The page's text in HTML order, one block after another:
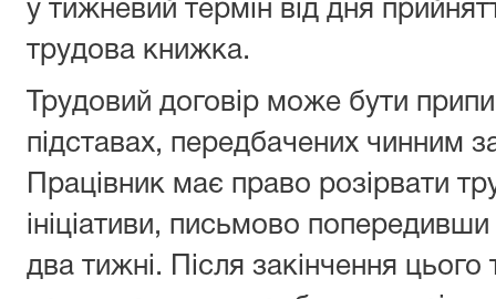
у тижневий термін від дня
трудова книжка.
Трудовий договір може бути
підставах, передбачених чинним
Працівник має право розірвати
ініціативи, письмово
два тижні. Після закінчення цього